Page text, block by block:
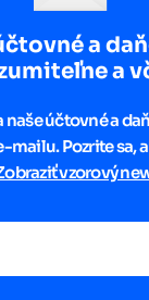
a
a
naše účtovné a
Pozrite sa,
vzorový